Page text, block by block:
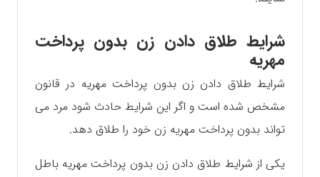
شرایط طلاق دادن زن بدون پرداخت
مهریه
شرایط طلاق دادن زن بدون پرداخت مهریه در قانون
مشخص شده است و اگر این شرایط حادث شود مرد می
تواند بدون پرداخت مهریه زن خود را طلاق دهد.
یکی از شرایط طلاق دادن زن بدون پرداخت مهریه باطل